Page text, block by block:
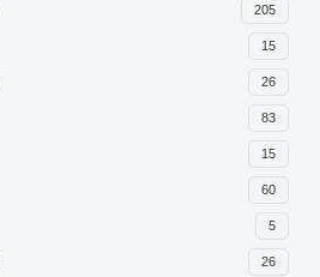
205
15
26
83
15
60
5
26